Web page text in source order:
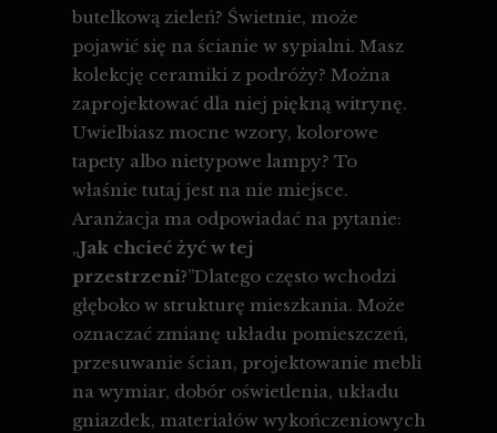
butelkową zieleń? Świetnie, może
pojawić się na ścianie w sypialni. Masz
kolekcję ceramiki z podróży? Można
zaprojektować dla niej piękną witrynę.
Uwielbiasz mocne wzory, kolorowe
tapety albo nietypowe lampy? To
właśnie tutaj jest na nie miejsce.
Aranżacja ma odpowiadać na pytanie:
„Jak chcieć żyć w tej
przestrzeni?”Dlatego często wchodzi
głęboko w strukturę mieszkania. Może
oznaczać zmianę układu pomieszczeń,
przesuwanie ścian, projektowanie mebli
na wymiar, dobór oświetlenia, układu
gniazdek, materiałów wykończeniowych